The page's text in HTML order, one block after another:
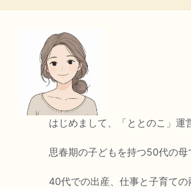
はじめまして、「ととのこ」運
思春期の子どもを持つ50代の母
40代での出産、仕事と子育ての